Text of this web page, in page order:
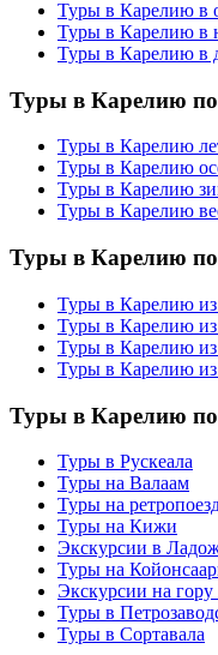
Туры в Карелию в
Туры в Карелию в
Туры в Карелию в
Туры в Карелию по
Туры в Карелию
Туры в Карелию
Туры в Карелию
Туры в Карелию
Туры в Карелию по
Туры в Карелию из
Туры в Карелию
Туры в Карелию из
Туры в Карелию из
Туры в Карелию по
Туры в Рускеала
Туры на Валаам
Туры на
Туры на Кижи
Экскурсии в
Туры на
Экскурсии на гору
Туры в
Туры в Сортавала